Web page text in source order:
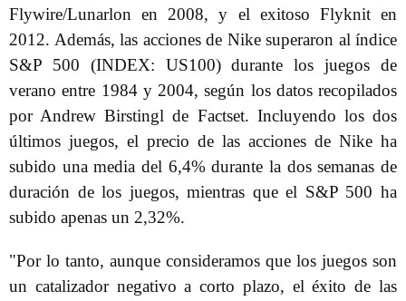
Flywire/Lunarlon en 2008, y el exitoso Flyknit en
2012. Además, las acciones de Nike superaron al índice
S&P 500 (INDEX: US100) durante los juegos de
verano entre 1984 y 2004, según los datos recopilados
por Andrew Birstingl de Factset. Incluyendo los dos
últimos juegos, el precio de las acciones de Nike ha
subido una media del 6,4% durante la dos semanas de
duración de los juegos, mientras que el S&P 500 ha
subido apenas un 2,32%.
"Por lo tanto, aunque consideramos que los juegos son
un catalizador negativo a corto plazo, el éxito de las